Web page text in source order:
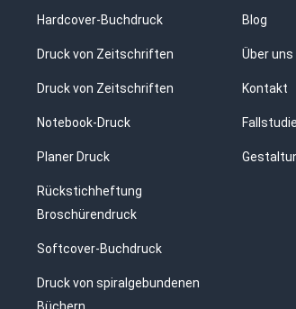
Hardcover-Buchdruck
Druck von Zeitschriften
Druck von Zeitschriften
Notebook-Druck
Planer Druck
Rückstichheftung
Broschürendruck
Softcover-Buchdruck
Druck von spiralgebundenen
Blog
Über uns
Kontakt